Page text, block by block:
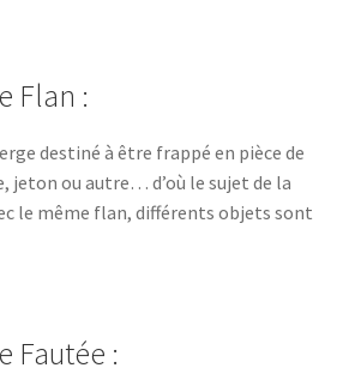
Flan :
destiné à être frappé en pièce de
jeton ou autre… d’où le sujet de la
le même flan, différents objets sont
Fautée :